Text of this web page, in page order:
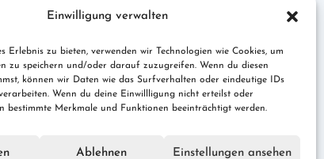
Einwilligung verwalten
Erlebnis zu bieten, verwenden wir Technologien wie Cookies, um
zu speichern und/oder darauf zuzugreifen. Wenn du diesen
können wir Daten wie das Surfverhalten oder eindeutige IDs
Wenn du deine Einwillligung nicht erteilst oder
bestimmte Merkmale und Funktionen beeinträchtigt werden.
Ablehnen Einstellungen ansehen
Datenschutz
Impressum